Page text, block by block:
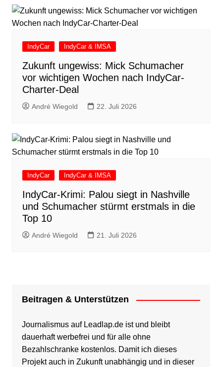
IndyCar IndyCar & IMSA
Zukunft ungewiss: Mick Schumacher
vor wichtigen Wochen nach IndyCar-
Charter-Deal
André Wiegold 22. Juli 2026
IndyCar IndyCar & IMSA
IndyCar-Krimi: Palou siegt in Nashville
und Schumacher stürmt erstmals in die
Top 10
André Wiegold 21. Juli 2026
Beitragen & Unterstützen
Journalismus auf Leadlap.de ist und bleibt
dauerhaft werbefrei und für alle ohne
Bezahlschranke kostenlos. Damit ich dieses
Projekt auch in Zukunft unabhängig und in dieser